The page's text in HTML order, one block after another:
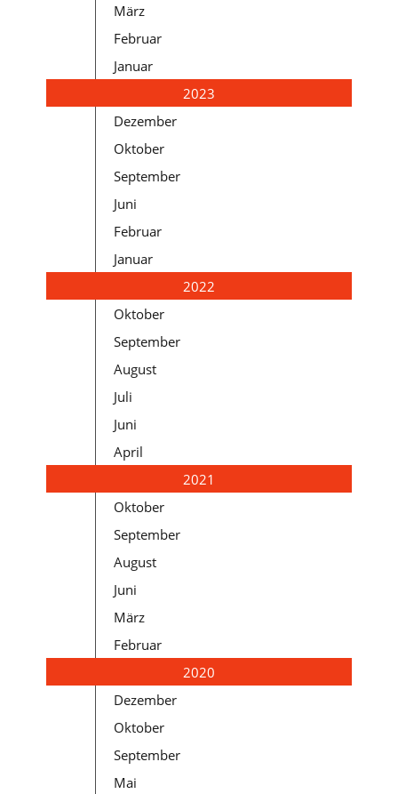
März
Februar
Januar
2023
Dezember
Oktober
September
Juni
Februar
Januar
2022
Oktober
September
August
Juli
Juni
April
2021
Oktober
September
August
Juni
März
Februar
2020
Dezember
Oktober
September
Mai